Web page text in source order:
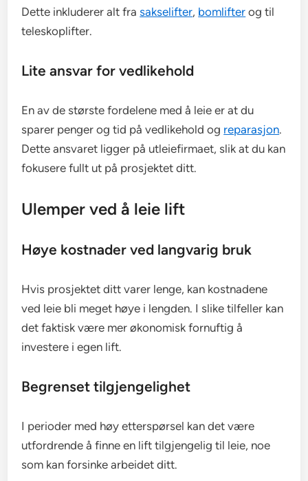
Dette inkluderer alt frasakselifter, bomlifter og til
teleskoplifter.
Lite ansvar for vedlikehold
En av de største fordelene med å leie er at du
sparer penger og tid på vedlikehold og reparasjon.
Dette ansvaret ligger på utleiefirmaet, slik at du kan
fokusere fullt ut på prosjektet ditt.
Ulemper ved å leie lift
Høye kostnader ved langvarig bruk
Hvis prosjektet ditt varer lenge, kan kostnadene
ved leie bli meget høye i lengden. I slike tilfeller kan
det faktisk være mer økonomisk fornuftig å
investere i egen lift.
Begrenset tilgjengelighet
I perioder med høy etterspørsel kan det være
utfordrende å finne en lift tilgjengelig til leie, noe
som kan forsinke arbeidet ditt.